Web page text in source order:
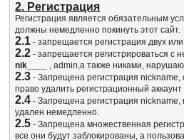
2. Регистрация
Регистрация является обязательным
должны немедленно покинуть этот сайт.
2.1 - запрещается регистрация двух
2.2 - запрещается регистрироваться с
nik____ , admin,а также никами,
2.3 - Запрещена регистрация nickname,
право удалить регистрационный
2.4 - Запрещена регистрация nickname,
удален немедленно.
2.5 - Запрещена множественная
все они будут заблокированы, а